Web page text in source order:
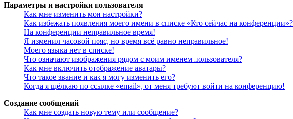
Параметры и настройки пользователя
Как мне изменить мои настройки?
Как избежать появления моего имени в списке «Кто сейчас на конференции»?
На конференции неправильное время!
Я изменил часовой пояс, но время всё равно неправильное!
Моего языка нет в списке!
Что означают изображения рядом с моим именем пользователя?
Как мне включить отображение аватары?
Что такое звание и как я могу изменить его?
Когда я щёлкаю по ссылке «email», от меня требуют войти на конференцию!
Создание сообщений
Как мне создать новую тему или сообщение?